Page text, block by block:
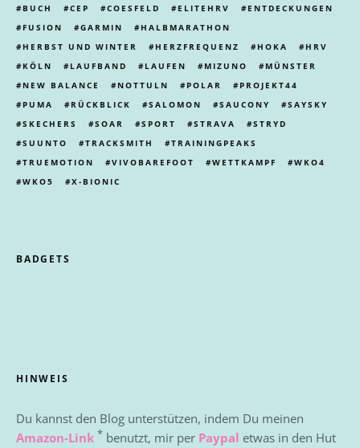
BUCH
CEP COESFELD ELITEHRV
ENTDECKUNGEN
FUSION
GARMIN
HALBMARATHON
HERBST UND WINTER
HERZFREQUENZ HOKA
HRV
KÖLN
LAUFBAND LAUFEN MIZUNO
MÜNSTER
NEW BALANCE
NOTTULN POLAR
PROJEKT44
PUMA
RÜCKBLICK SALOMON SAUCONY
SAYSKY
SKECHERS
SOAR SPORT STRAVA
STRYD
SUUNTO
TRACKSMITH
TRAININGPEAKS
TRUEMOTION
VIVOBAREFOOT WETTKAMPF
WKO4
WKO5
X-BIONIC
BADGETS
HINWEIS
Du kannst den Blog unterstützen, indem Du meinen
Amazon-Link * benutzt, mir per Paypal etwas in den Hut